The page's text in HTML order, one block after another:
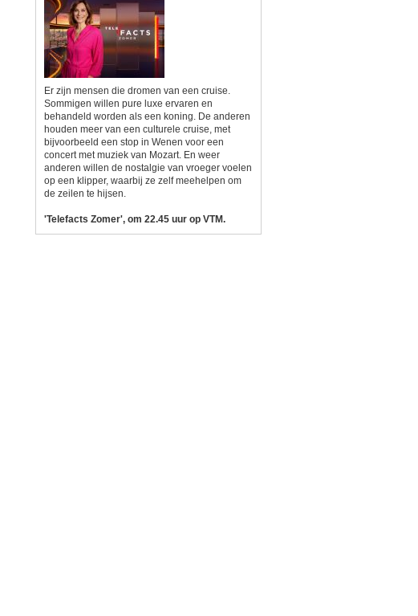
Er zijn mensen die dromen van een cruise.
Sommigen willen pure luxe ervaren en
behandeld worden als een koning. De anderen
houden meer van een culturele cruise, met
bijvoorbeeld een stop in Wenen voor een
concert met muziek van Mozart. En weer
anderen willen de nostalgie van vroeger voelen
op een klipper, waarbij ze zelf meehelpen om
de zeilen te hijsen.
'Telefacts Zomer', om 22.45 uur op VTM.